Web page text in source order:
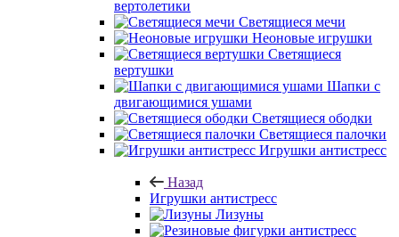
вертолетики
Светящиеся мечи
Неоновые игрушки
Светящиеся
вертушки
Шапки с
двигающимися ушами
Светящиеся ободки
Светящиеся палочки
Игрушки антистресс
Назад
Игрушки антистресс
Лизуны